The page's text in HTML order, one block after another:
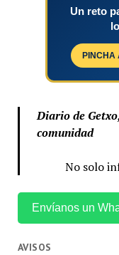
Un reto
PINCHA
Diario de
comunidad
No solo
Envíanos un
AVISOS